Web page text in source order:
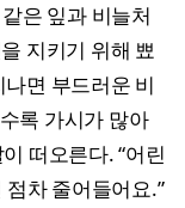
은 잎과 비늘처
지키기 위해 뾰
면 부드러운 비
록 가시가 많아
떠오른다. “어린
차 줄어들어요.”